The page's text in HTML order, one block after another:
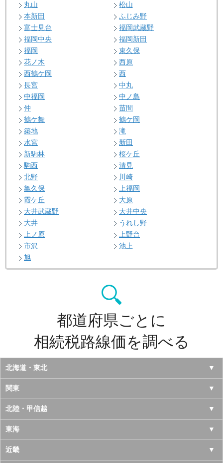
丸山
松山
本新田
ふじみ野
富士見台
福岡武蔵野
福岡中央
福岡新田
福岡
東久保
花ノ木
西原
西鶴ケ岡
西
長宮
中丸
中福岡
中ノ島
仲
苗間
鶴ケ舞
鶴ケ岡
築地
滝
水宮
新田
新駒林
桜ケ丘
駒西
清見
北野
川崎
亀久保
上福岡
霞ケ丘
大原
大井武蔵野
大井中央
大井
うれし野
上ノ原
上野台
市沢
池上
旭
都道府県ごとに
相続税路線価を調べる
北海道・東北
北海道
青森県
岩手県
宮城県
関東
東京都
神奈川県
千葉県
北陸・甲信越
山梨県
長野県
東海
愛知県
近畿